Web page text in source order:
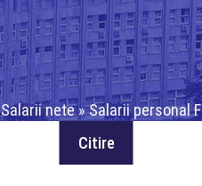
Salarii nete »Salarii personal